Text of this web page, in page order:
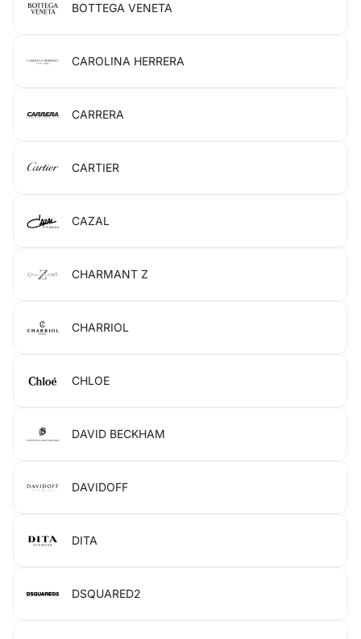
BOTTEGA VENETA
CAROLINA HERRERA
CARRERA
CARTIER
CAZAL
CHARMANT Z
CHARRIOL
CHLOE
DAVID BECKHAM
DAVIDOFF
DITA
DSQUARED2